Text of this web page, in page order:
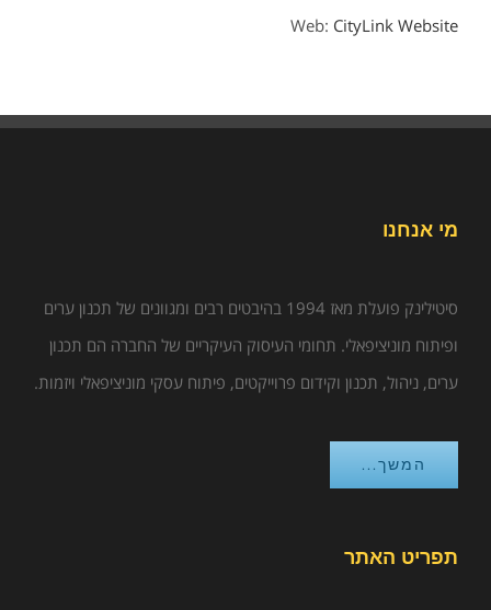
Web: CityLink Website
מי אנחנו
סיטילינק פועלת מאז 1994 בהיבטים רבים ומגוונים של תכנון ערים
ופיתוח מוניציפאלי. תחומי העיסוק העיקריים של החברה הם תכנון
ערים, ניהול, תכנון וקידום פרוייקטים, פיתוח עסקי מוניציפאלי ויזמות.
המשך...
תפריט האתר